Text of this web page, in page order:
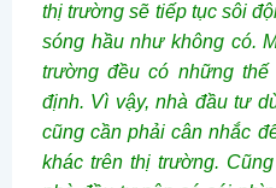
thị trường sẽ tiếp tục sôi
sóng hầu như không có.
trường đều có những
định. Vì vậy, nhà đầu tư
cũng cần phải cân nhắc
khác trên thị trường.